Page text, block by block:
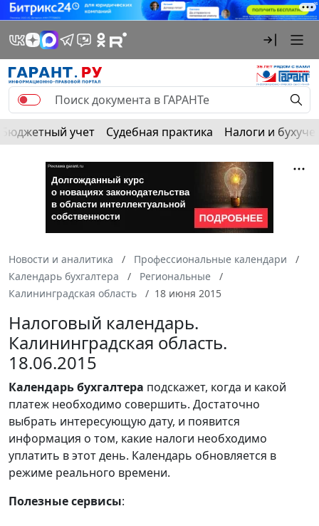
Бюджетный учет Судебная практика Налоги и
Новости и аналитика
Профессиональные календари
Календарь бухгалтера
Региональные
Калининградская область
18 июня 2015
Налоговый календарь.
Калининградская область.
18.06.2015
Календарьбухгалтера подскажет, когда и какой
платеж необходимо совершить. Достаточно
выбрать интересующую дату, и появится
информация о том, какие налоги необходимо
уплатить в этот день. Календарь обновляется в
режиме реального времени.
Полезные сервисы: